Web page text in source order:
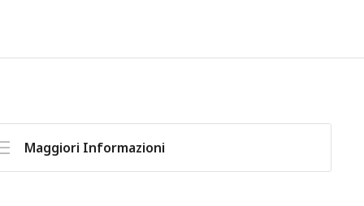
Maggiori Informazioni